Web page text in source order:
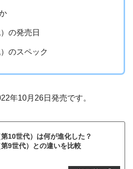
の発売日
のスペック
年10月26日発売です。
10世代）は何が進化した？
9世代）との違いを比較